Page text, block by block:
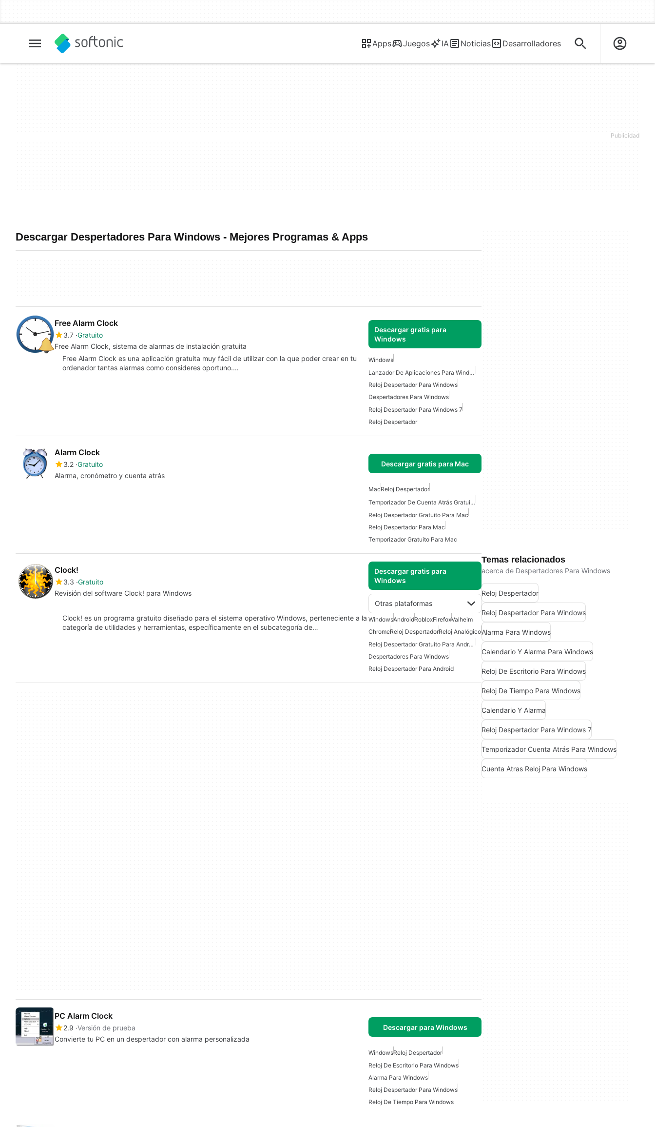
Apps Juegos IA Noticias Desarrolladores
Descargar Despertadores Para Windows - Mejores Programas & Apps
Free Alarm Clock
3.7 Gratuito
Free Alarm Clock, sistema de alarmas de instalación gratuita
Descargar gratis para
Windows
Free Alarm Clock es una aplicación gratuita muy fácil de utilizar con la que poder crear en tu
ordenador tantas alarmas como consideres oportuno.…
Windows
Lanzador De Aplicaciones Para Windows 7
Reloj Despertador Para Windows
Despertadores Para Windows
Reloj Despertador Para Windows 7
Reloj Despertador
Alarm Clock
3.2 Gratuito
Alarma, cronómetro y cuenta atrás
Descargar gratis para Mac
MacReloj Despertador
Temporizador De Cuenta Atrás Gratuito Para Mac
Reloj Despertador Gratuito Para Mac
Reloj Despertador Para Mac
Temporizador Gratuito Para Mac
Clock!
3.3 Gratuito
Revisión del software Clock! para Windows
Descargar gratis para
Windows
Otras plataformas
Clock! es un programa gratuito diseñado para el sistema operativo Windows, perteneciente a la
categoría de utilidades y herramientas, específicamente en el subcategoría de…
WindowsAndroidRobloxFirefoxValheim
ChromeReloj DespertadorReloj Analógico
Reloj Despertador Gratuito Para Android
Despertadores Para Windows
Reloj Despertador Para Android
PC Alarm Clock
2.9 Versión de prueba
Convierte tu PC en un despertador con alarma personalizada
Descargar para Windows
WindowsReloj Despertador
Reloj De Escritorio Para Windows
Alarma Para Windows
Reloj Despertador Para Windows
Reloj De Tiempo Para Windows
Temas relacionados
acerca de Despertadores Para Windows
Reloj Despertador
Reloj Despertador Para Windows
Alarma Para Windows
Calendario Y Alarma Para Windows
Reloj De Escritorio Para Windows
Reloj De Tiempo Para Windows
Calendario Y Alarma
Reloj Despertador Para Windows 7
Temporizador Cuenta Atrás Para Windows
Cuenta Atras Reloj Para Windows